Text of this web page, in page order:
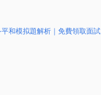
和模拟題解析｜免費領取面試